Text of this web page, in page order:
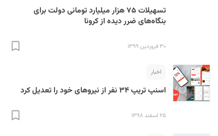
تسهیلات ۷۵ هزار میلیارد تومانی دولت برای
بنگاه‌های ضرر دیده از کرونا
۳۰ فروردین ۱۳۹۹
اخبار
اسنپ تریپ ۳۴ نفر از نیروهای خود را تعدیل کرد
۲۵ اسفند ۱۳۹۸